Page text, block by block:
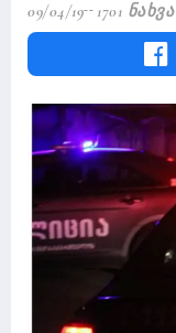
09/04/19 1701 Ნახვა